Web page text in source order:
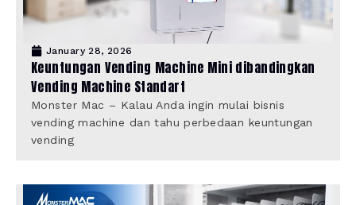
January 28, 2026
Keuntungan Vending Machine Mini dibandingkan
Vending Machine Standart
Monster Mac – Kalau Anda ingin mulai bisnis
vending machine dan tahu perbedaan keuntungan
vending